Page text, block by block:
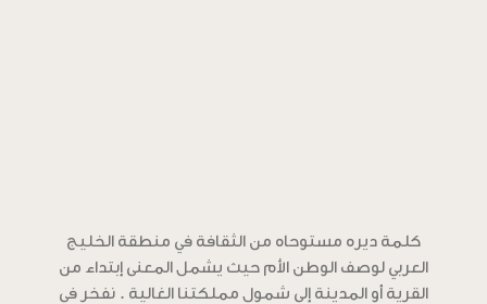
كلمة ديره مستوحاه من الثقافة في منطقة الخليج
العربي لوصف الوطن الأم حيث يشمل المعنى إبتداء من
القرية أو المدينة إلى شمول مملكتنا الغالية . نفخر في